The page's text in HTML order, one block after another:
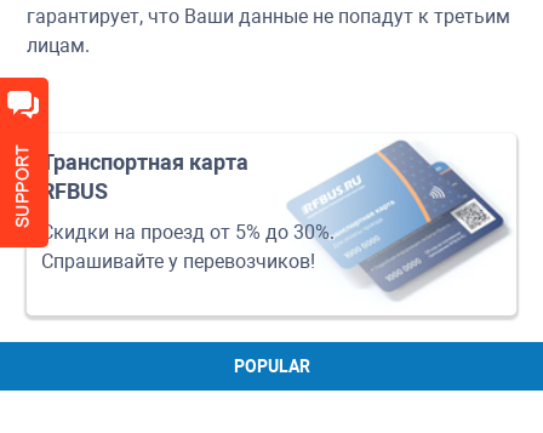
гарантирует, что Ваши данные не попадут к третьим
лицам.
Транспортная карта
RFBUS
Скидки на проезд от 5% до 30%.
Спрашивайте у перевозчиков!
POPULAR